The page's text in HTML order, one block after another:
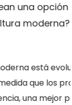
inteligente
buscan
de l...